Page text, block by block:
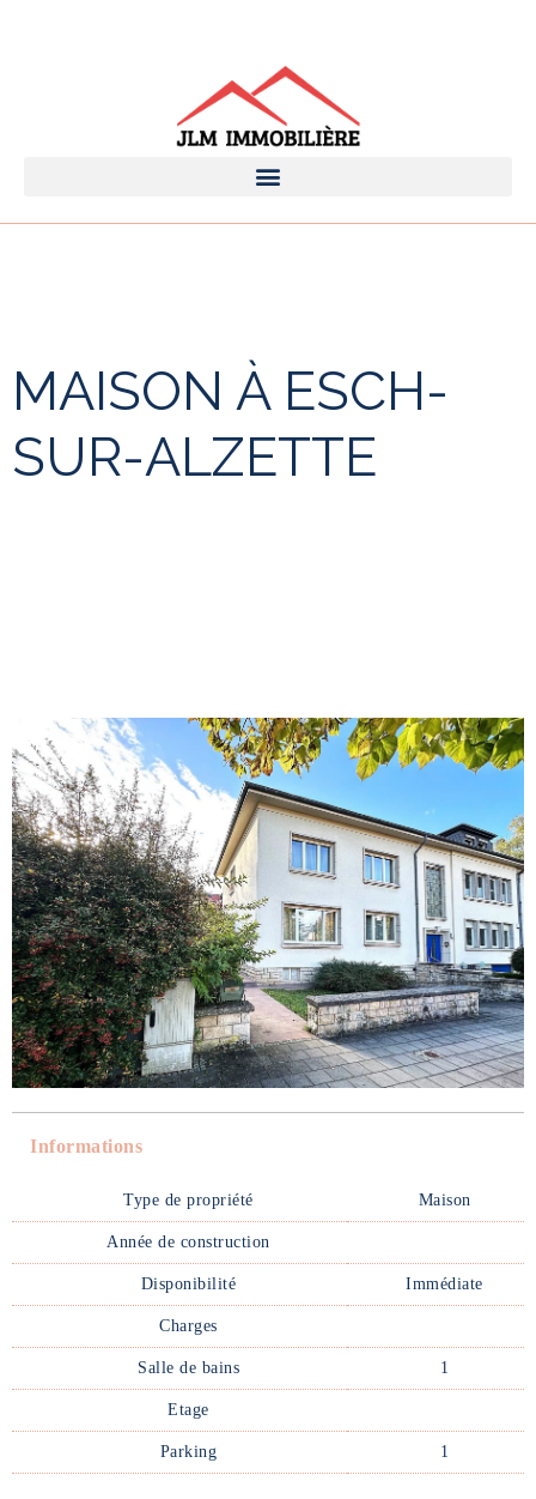
MAISON À ESCH-
SUR-ALZETTE
Informations
Type de propriété Maison
Année de construction
Disponibilité Immédiate
Charges
Salle de bains 1
Etage
Parking 1